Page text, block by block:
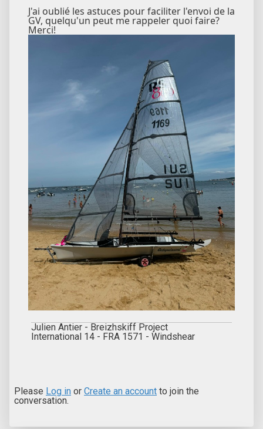
J'ai oublié les astuces pour faciliter l'envoi de la
GV, quelqu'un peut me rappeler quoi faire?
Merci!
Julien Antier - Breizhskiff Project
International 14 - FRA 1571 - Windshear
Please Log in or Create an account to join the
conversation.